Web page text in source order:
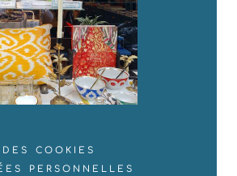
cookies
personnelles